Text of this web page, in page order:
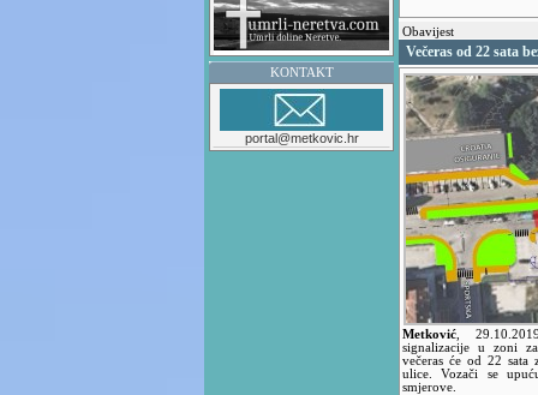
KONTAKT
portal@metkovic.hr
Obavijest
Večeras od 22 sata
Metković
signalizacije u zoni
večeras će od 22
ulice. Vozači se
smjerove.